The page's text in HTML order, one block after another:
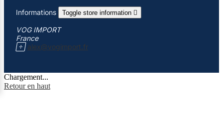
Informations
Toggle store information 
VOG IMPORT
France
 alex@vogimport.fr
Chargement...
Retour en haut